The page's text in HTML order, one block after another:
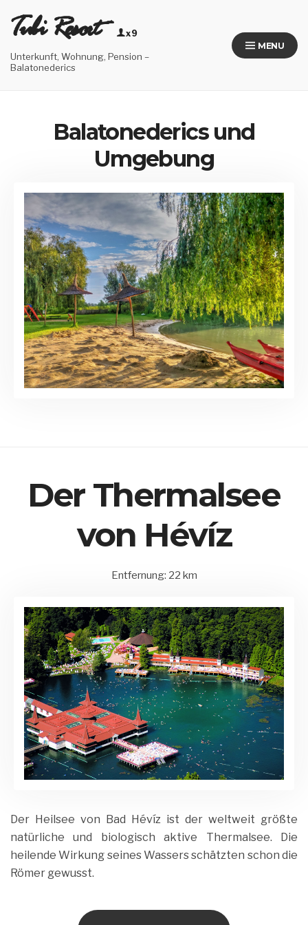
Tubi Resort x9
Unterkunft, Wohnung, Pension –
Balatonederics
MENU
Balatonederics und
Umgebung
Der Thermalsee
von Hévíz
15.
Balatonederics
by
Entfernung: 22 km
Der Heilsee von Bad Hévíz ist der weltweit größte
natürliche und biologisch aktive Thermalsee. Die
heilende Wirkung seines Wassers schätzten schon die
Römer gewusst.